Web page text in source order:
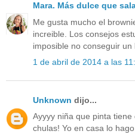
Mara. Más dulce que
Me gusta mucho el
increible. Los consejos
imposible no conseguir
1 de abril de 2014 a las
Unknown dijo...
Ayyyy niña que pinta
chulas! Yo en casa lo